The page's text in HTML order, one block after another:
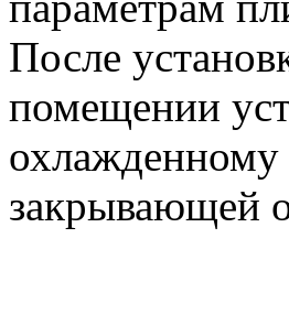
После
помещении
охлажденному
закрывающей